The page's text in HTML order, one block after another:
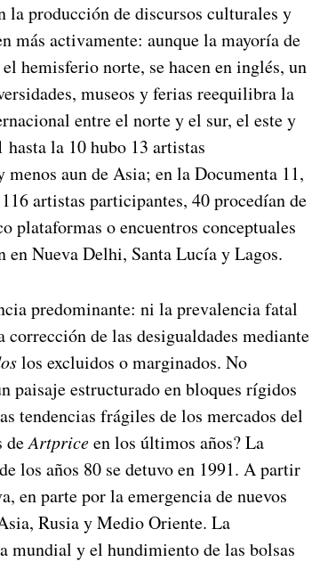
la producción de discursos culturales y
más activamente: aunque la mayoría de
hemisferio norte, se hacen en inglés, un
museos y ferias reequilibra la
entre el norte y el sur, el este y
hasta la 10 hubo 13 artistas
aun de Asia; en la Documenta 11,
artistas participantes, 40 procedían de
plataformas o encuentros conceptuales
en Nueva Delhi, Santa Lucía y Lagos.
predominante: ni la prevalencia fatal
de las desigualdades mediante
los excluidos o marginados. No
paisaje estructurado en bloques rígidos
tendencias frágiles de los mercados del
deArtpriceen los últimos años? La
los años 80 se detuvo en 1991. A partir
en parte por la emergencia de nuevos
Rusia y Medio Oriente. La
mundial y el hundimiento de las bolsas